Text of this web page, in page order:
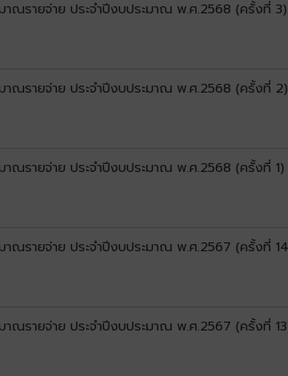
าณรายจ่าย ประจำปีงบประมาณ พ.ศ.2568 (ครั้งที่ 3)
าณรายจ่าย ประจำปีงบประมาณ พ.ศ.2568 (ครั้งที่ 2)
าณรายจ่าย ประจำปีงบประมาณ พ.ศ.2568 (ครั้งที่ 1)
าณรายจ่าย ประจำปีงบประมาณ พ.ศ.2567 (ครั้งที่
าณรายจ่าย ประจำปีงบประมาณ พ.ศ.2567 (ครั้งที่